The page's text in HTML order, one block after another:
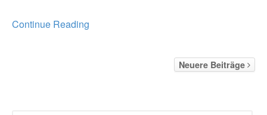
Continue Reading
Neuere Beiträge